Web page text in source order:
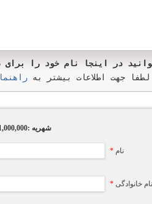
در اینجا نام خود را برای
لطفا جهت اطلاعات بیشتر به
شهریه :21,000,000 ریال
نام *
نام خانوادگی *